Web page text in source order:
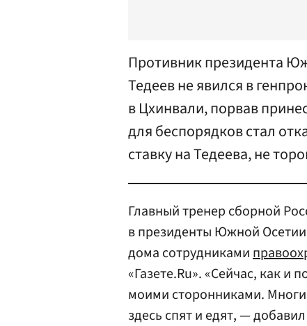
Противник президента
Тедеев не явился в
в Цхинвали, порвав
для беспорядков стал
ставку на Тедеева, не
Главный тренер сборной
в президенты Южной
дома сотрудниками
«Газете.Ru». «Сейчас, как
моими сторонниками.
здесь спят и едят, —